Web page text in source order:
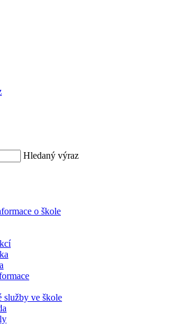
Hledaný výraz
o škole
služby ve škole